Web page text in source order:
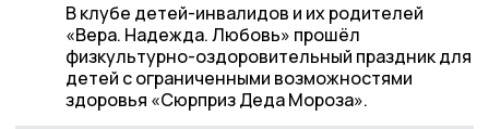
В клубе детей-инвалидов и их родителей
«Вера. Надежда. Любовь» прошёл
физкультурно-оздоровительный праздник для
детей с ограниченными возможностями
здоровья «Сюрприз Деда Мороза».